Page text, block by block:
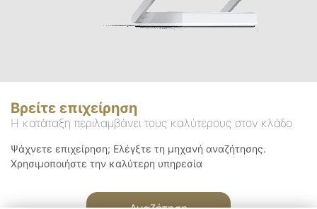
Βρείτε επιχείρηση
Η κατάταξη περιλαμβάνει τους καλύτερους στον κλάδο
Ψάχνετε επιχείρηση; Ελέγξτε τη μηχανή αναζήτησης.
Χρησιμοποιήστε την καλύτερη υπηρεσία